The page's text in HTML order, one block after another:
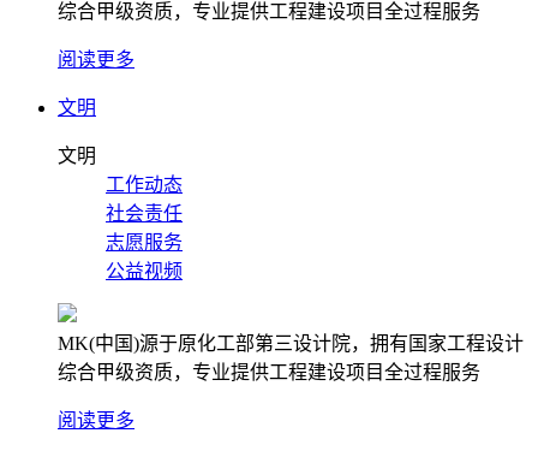
综合甲级资质，专业提供工程建设项目全过程服务
阅读更多
文明
文明
工作动态
社会责任
志愿服务
公益视频
MK(中国)源于原化工部第三设计院，拥有国家工程设计
综合甲级资质，专业提供工程建设项目全过程服务
阅读更多